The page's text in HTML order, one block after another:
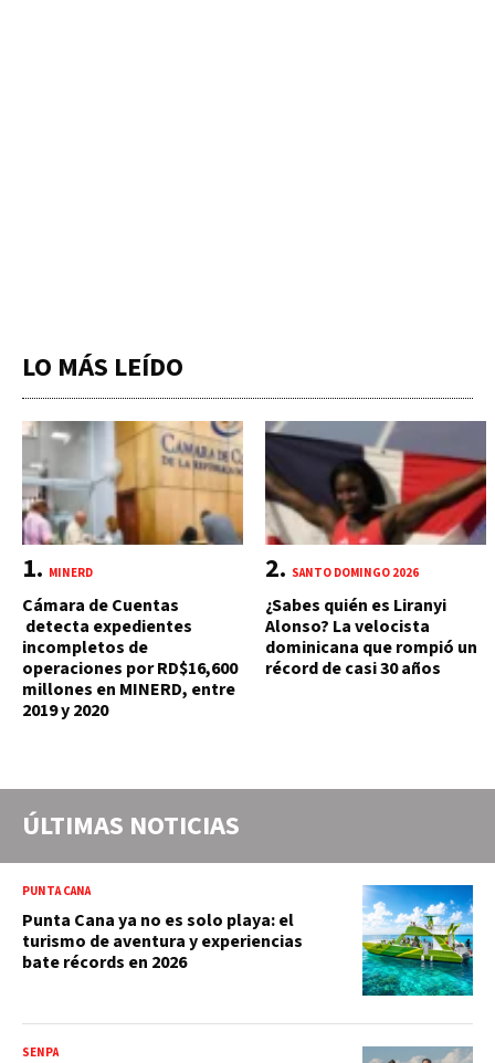
LO MÁS LEÍDO
MINERD
Cámara de Cuentas
detecta expedientes
incompletos de
operaciones por RD$16,600
millones en MINERD, entre
2019 y 2020
SANTO DOMINGO 2026
¿Sabes quién es Liranyi
Alonso? La velocista
dominicana que rompió un
récord de casi 30 años
ÚLTIMAS NOTICIAS
PUNTA CANA
Punta Cana ya no es solo playa: el
turismo de aventura y experiencias
bate récords en 2026
SENPA